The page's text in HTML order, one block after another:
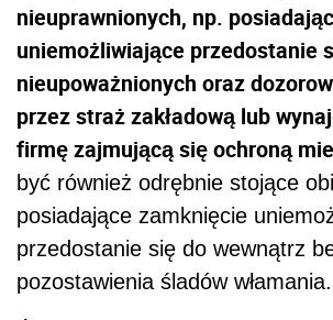
nieuprawnionych, np.
uniemożliwiające przedostanie
nieupoważnionych oraz
przez straż zakładową lub
firmę zajmującą się ochroną
być również odrębnie stojące
posiadające zamknięcie
przedostanie się do wewnątrz
pozostawienia śladów włamania.